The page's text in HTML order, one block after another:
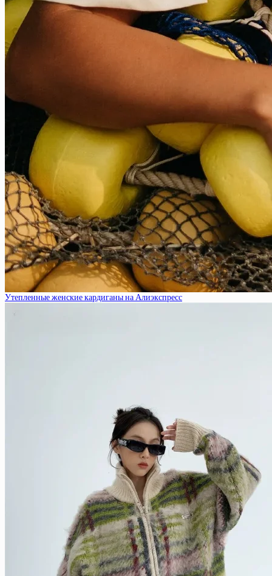
Утепленные женские кардиганы на Алиэкспресс